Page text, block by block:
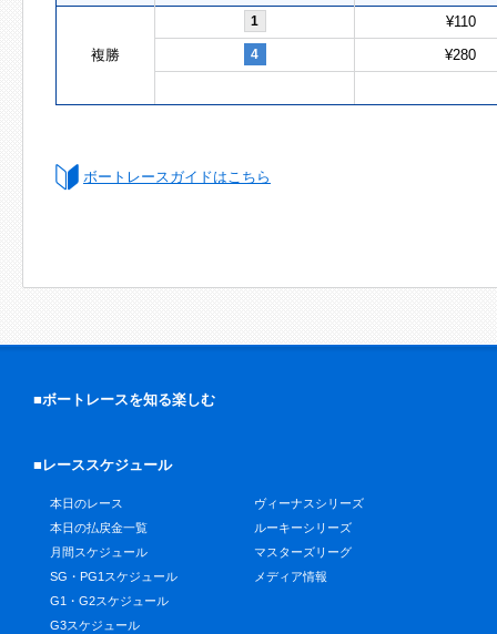
複勝
1 ¥110
4 ¥280
ボートレースガイドはこちら
■ボートレースを知る楽しむ
■レーススケジュール
本日のレース
本日の払戻金一覧
月間スケジュール
SG・PG1スケジュール
G1・G2スケジュール
G3スケジュール
ヴィーナスシリーズ
ルーキーシリーズ
マスターズリーグ
メディア情報